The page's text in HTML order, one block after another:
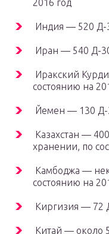
2016 год
Индия — 520 Д-
Иран — 540 Д-
Иракский
состоянию на
Йемен — 130 Д-
Казахстан —
хранении, по
Камбоджа —
состоянию на
Киргизия — 72
Китай — около